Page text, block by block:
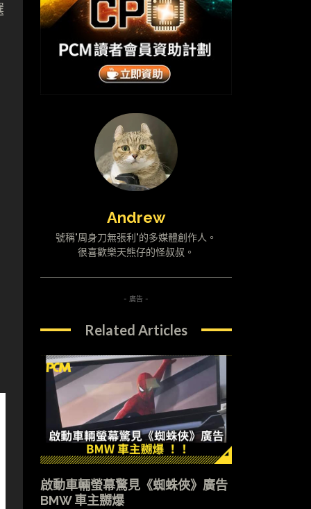
Andrew
號稱"周身刀無張利"的多媒體創作人。
很喜歡樂天熊仔的怪叔叔。
- 廣告 -
Related Articles
啟動車輛螢幕驚見《蜘蛛俠》廣告
BMW 車主嬲爆